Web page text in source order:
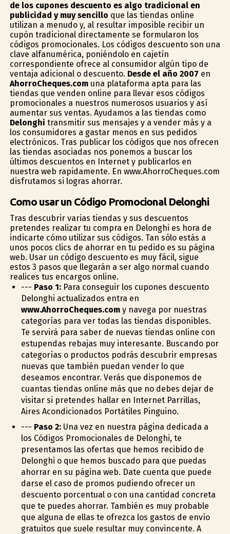
de los cupones descuento es algo tradicional en
publicidad y muy sencillo que las tiendas online
utilizan a menudo y, al resultar imposible recibir un
cupón tradicional directamente se formularon los
códigos promocionales. Los códigos descuento son una
clave alfanumérica, poniéndolo en cajetín
correspondiente ofrece al consumidor algún tipo de
ventaja adicional o descuento. Desde el año 2007 en
AhorroCheques.comuna plataforma apta para las
tiendas que venden online para llevar esos códigos
promocionales a nuestros numerosos usuarios y así
aumentar sus ventas. Ayudamos a las tiendas como
Delonghi transmitir sus mensajes y a vender más y a
los consumidores a gastar menos en sus pedidos
electrónicos. Tras publicar los códigos que nos ofrecen
las tiendas asociadas nos ponemos a buscar los
últimos descuentos en Internet y publicarlos en
nuestra web rapidamente. En www.AhorroCheques.com
disfrutamos si logras ahorrar.
Como usar un Código Promocional Delonghi
Tras descubrir varias tiendas y sus descuentos
pretendes realizar tu compra en Delonghi es hora de
indicarte cómo utilizar sus códigos. Tan sólo estás a
unos pocos clics de ahorrar en tu pedido es su página
web. Usar un código descuento es muy fácil, sigue
estos 3 pasos que llegarán a ser algo normal cuando
realices tus encargos online.
--- Paso 1:Para conseguir los cupones descuento
Delonghi actualizados entra en
www.AhorroCheques.comy navega por nuestras
categorías para ver todas las tiendas disponibles.
Te servirá para saber de nuevas tiendas online con
estupendas rebajas muy interesante. Buscando por
categorías o productos podrás descubrir empresas
nuevas que también puedan vender lo que
deseamos encontrar. Verás que disponemos de
cuantas tiendas online más que no debes dejar de
visitar si pretendes hallar en Internet Parrillas,
Aires Acondicionados Portátiles Pinguino.
--- Paso 2:Una vez en nuestra página dedicada a
los Códigos Promocionales de Delonghi, te
presentamos las ofertas que hemos recibido de
Delonghi o que hemos buscado para que puedas
ahorrar en su página web. Date cuenta que puede
darse el caso de promos pudiendo ofrecer un
descuento porcentual o con una cantidad concreta
que te puedes ahorrar. También es muy probable
que alguna de ellas te ofrezca los gastos de envío
gratuitos que suele resultar muy convincente. A